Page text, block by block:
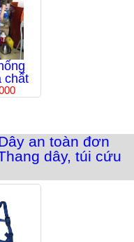
chất
an toàn đơn
dây, túi cứu